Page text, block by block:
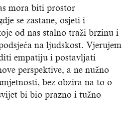
mora biti prostor
se zastane, osjeti i
od nas stalno traži brzinu i
na ljudskost. Vjerujem
empatiju i postavljati
perspektive, a ne nužno
bez obzira na to o
bi bio prazno i tužno